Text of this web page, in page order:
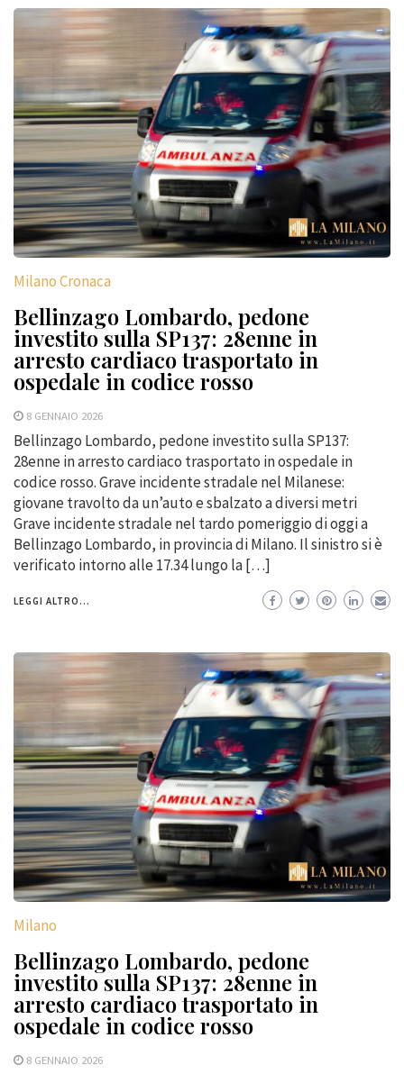
Milano Cronaca
Bellinzago Lombardo, pedone
investito sulla SP137: 28enne in
arresto cardiaco trasportato in
ospedale in codice rosso
8 GENNAIO 2026
Bellinzago Lombardo, pedone investito sulla SP137:
28enne in arresto cardiaco trasportato in ospedale in
codice rosso. Grave incidente stradale nel Milanese:
giovane travolto da un’auto e sbalzato a diversi metri
Grave incidente stradale nel tardo pomeriggio di oggi a
Bellinzago Lombardo, in provincia di Milano. Il sinistro si è
verificato intorno alle 17.34 lungo la […]
LEGGI ALTRO...
Milano
Bellinzago Lombardo, pedone
investito sulla SP137: 28enne in
arresto cardiaco trasportato in
ospedale in codice rosso
8 GENNAIO 2026